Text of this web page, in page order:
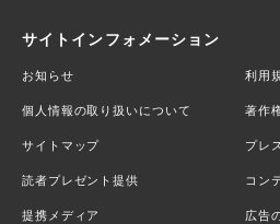
サイトインフォメーション
お知らせ 利用
個人情報の取り扱いについて 著作
サイトマップ プレ
読者プレゼント提供 コン
提携メディア 広告